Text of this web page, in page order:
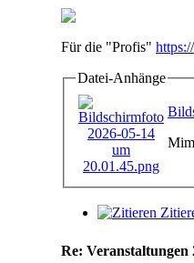
Für die "Profis"
Datei-Anhänge
Re: Veranstaltungen